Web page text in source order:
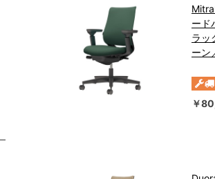
ード
ラッ
ーン
￥